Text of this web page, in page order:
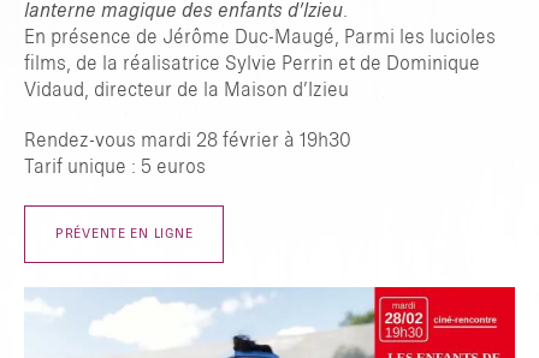
lanterne magique des enfants d’Izieu.
En présence de Jérôme Duc-Maugé, Parmi les lucioles
films, de la réalisatrice Sylvie Perrin et de Dominique
Vidaud, directeur de la Maison d’Izieu
Rendez-vous mardi 28 février à 19h30
Tarif unique : 5 euros
PRÉVENTE EN LIGNE